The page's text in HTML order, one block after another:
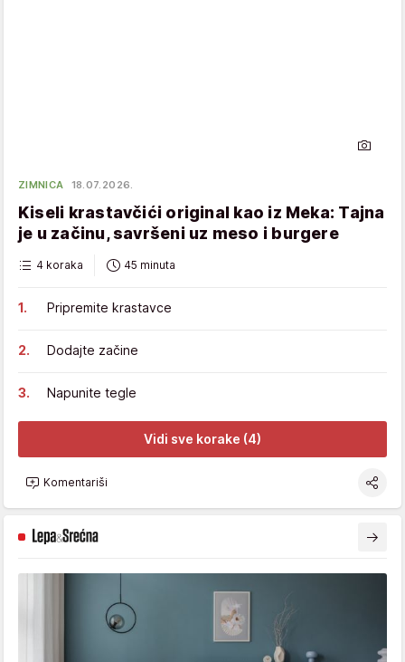
ZIMNICA 18.07.2026.
Kiseli krastavčići original kao iz Meka: Tajna
je u začinu, savršeni uz meso i burgere
4 koraka 45 minuta
Pripremite krastavce
Dodajte začine
Napunite tegle
Vidi sve korake (4)
Komentariši